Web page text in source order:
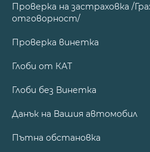
Проверка на застраховка /
отговорност/
Проверка винетка
Глоби от КАТ
Глоби без Винетка
Данък на Вашия автомобил
Пътна обстановка